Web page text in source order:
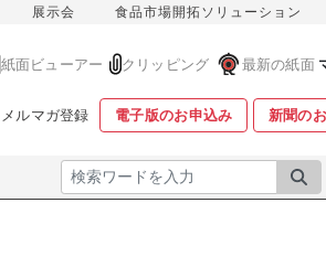
展示会 食品市場開拓ソリューション
紙面ビューアー クリッピング 最新の紙面
メルマガ登録 電子版のお申込み 新聞の
検索